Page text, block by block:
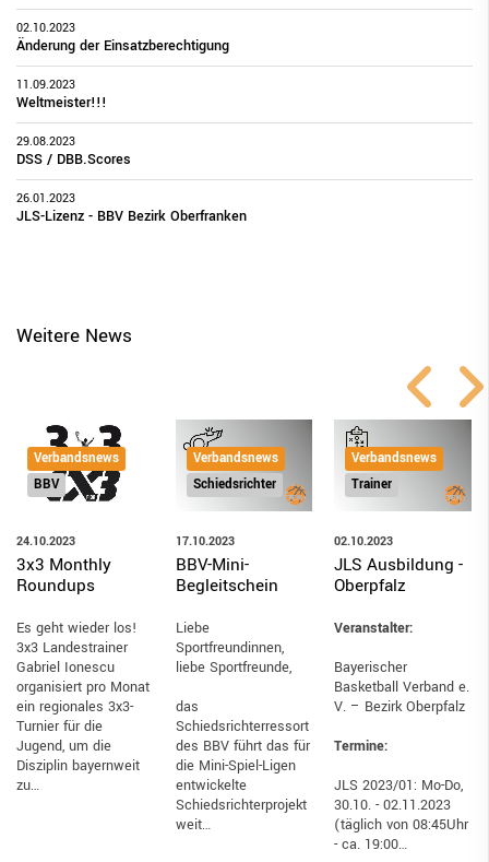
02.10.2023
Änderung der Einsatzberechtigung
11.09.2023
Weltmeister!!!
29.08.2023
DSS / DBB.Scores
26.01.2023
JLS-Lizenz - BBV Bezirk Oberfranken
Weitere News
Verbandsnews
BBV
24.10.2023
3x3 Monthly
Roundups
Es geht wieder los!
3x3 Landestrainer
Gabriel Ionescu
organisiert pro Monat
ein regionales 3x3-
Turnier für die
Jugend, um die
Disziplin bayernweit
zu…
Verbandsnews
Schiedsrichter
17.10.2023
BBV-Mini-
Begleitschein
Liebe
Sportfreundinnen,
liebe Sportfreunde,
das
Schiedsrichterressort
des BBV führt das für
die Mini-Spiel-Ligen
entwickelte
Schiedsrichterprojekt
weit…
Verbandsnews
Trainer
02.10.2023
JLS Ausbildung -
Oberpfalz
Veranstalter:
Bayerischer
Basketball Verband e.
V. – Bezirk Oberpfalz
Termine:
JLS 2023/01: Mo-Do,
30.10. - 02.11.2023
(täglich von 08:45Uhr
- ca. 19:00…